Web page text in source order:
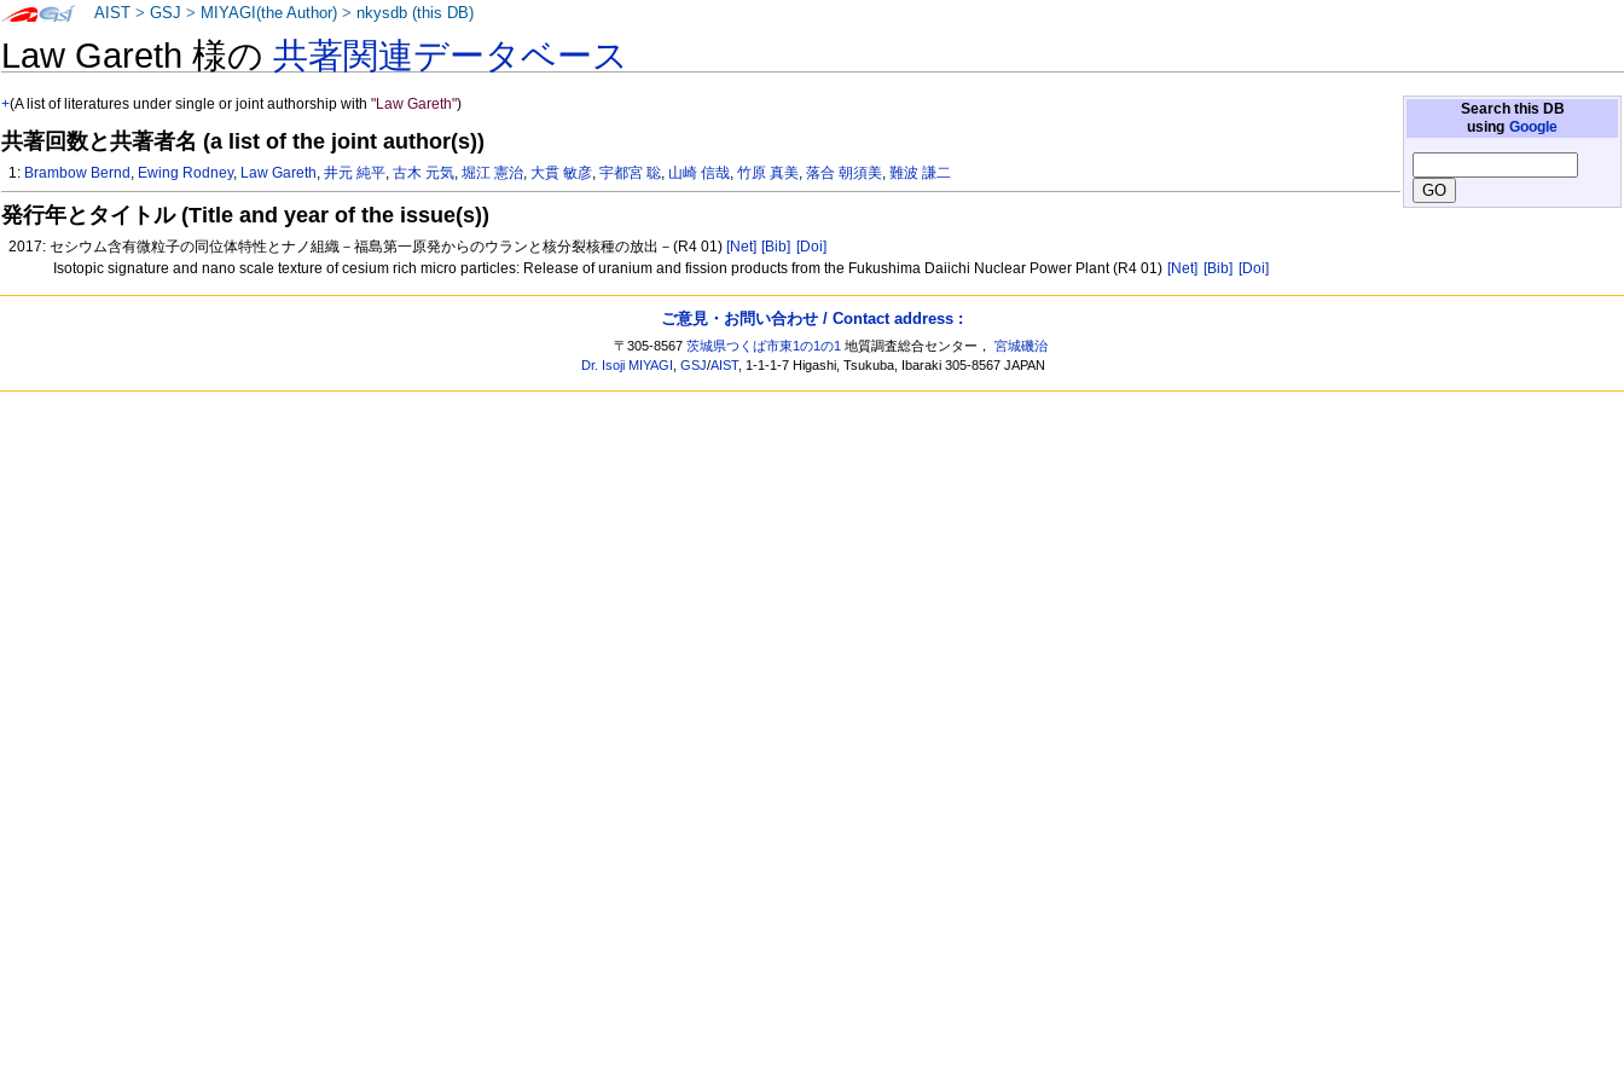
Law Gareth 様の共著関連データベース
Search this DB
using Google
+(A list of literatures under single or joint authorship with"Law Gareth")
共著回数と共著者名 (a list of the joint author(s))
1: Brambow Bernd , Ewing Rodney, Law Gareth,井元 純平,古木 元気,堀江 憲治,大貫 敏彦,宇都宮 聡, 山崎 信哉,竹原 真美,落合 朝須美,難波 謙二
発行年とタイトル (Title and year of the issue(s))
2017: セシウム含有微粒子の同位体特性とナノ組織－福島第一原発からのウランと核分裂核種の放出－(R4 01) [Net] [Bib] [Doi]
Isotopic signature and nano scale texture of cesium rich micro particles: Release of uranium and fission products from the Fukushima Daiichi Nuclear Power Plant (R4 01) [Net] [Bib] [Doi]
AIST >GSJ > MIYAGI(the Author) >nkysdb (this DB)
ご意見・お問い合わせ / Contact address :
〒305-8567茨城県つくば市東1の1の1 地質調査総合センター，宮城磯治
Dr. Isoji MIYAGI ,GSJ/AIST, 1-1-1-7 Higashi, Tsukuba, Ibaraki 305-8567 JAPAN